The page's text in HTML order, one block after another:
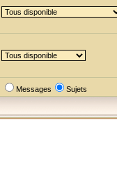
Messages Sujets